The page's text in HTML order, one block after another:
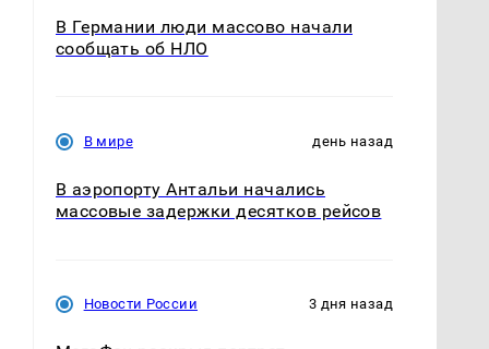
В Германии люди массово начали
сообщать об НЛО
В мире день назад
В аэропорту Антальи начались
массовые задержки десятков рейсов
Новости России 3 дня назад